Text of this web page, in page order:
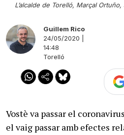
L’alcalde de Torelló, Marçal
Guillem Rico
24/05/2020 |
14:48
Torelló
Vostè va passar el
el vaig passar amb efectes